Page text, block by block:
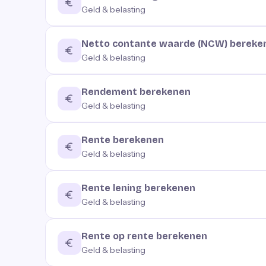
Geld & belasting
Netto contante waarde (NCW)
Geld & belasting
Rendement berekenen
Geld & belasting
Rente berekenen
Geld & belasting
Rente lening berekenen
Geld & belasting
Rente op rente berekenen
Geld & belasting